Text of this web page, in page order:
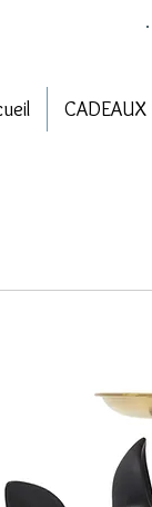
CADEAUX